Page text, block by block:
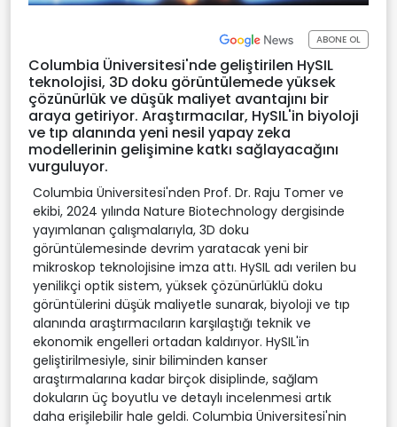
ABONE OL
Columbia Üniversitesi'nde geliştirilen HySIL
teknolojisi, 3D doku görüntülemede yüksek
çözünürlük ve düşük maliyet avantajını bir
araya getiriyor. Araştırmacılar, HySIL'in biyoloji
ve tıp alanında yeni nesil yapay zeka
modellerinin gelişimine katkı sağlayacağını
vurguluyor.
Columbia Üniversitesi'nden Prof. Dr. Raju Tomer ve
ekibi, 2024 yılında Nature Biotechnology dergisinde
yayımlanan çalışmalarıyla, 3D doku
görüntülemesinde devrim yaratacak yeni bir
mikroskop teknolojisine imza attı. HySIL adı verilen bu
yenilikçi optik sistem, yüksek çözünürlüklü doku
görüntülerini düşük maliyetle sunarak, biyoloji ve tıp
alanında araştırmacıların karşılaştığı teknik ve
ekonomik engelleri ortadan kaldırıyor. HySIL'in
geliştirilmesiyle, sinir biliminden kanser
araştırmalarına kadar birçok disiplinde, sağlam
dokuların üç boyutlu ve detaylı incelenmesi artık
daha erişilebilir hale geldi. Columbia Üniversitesi'nin